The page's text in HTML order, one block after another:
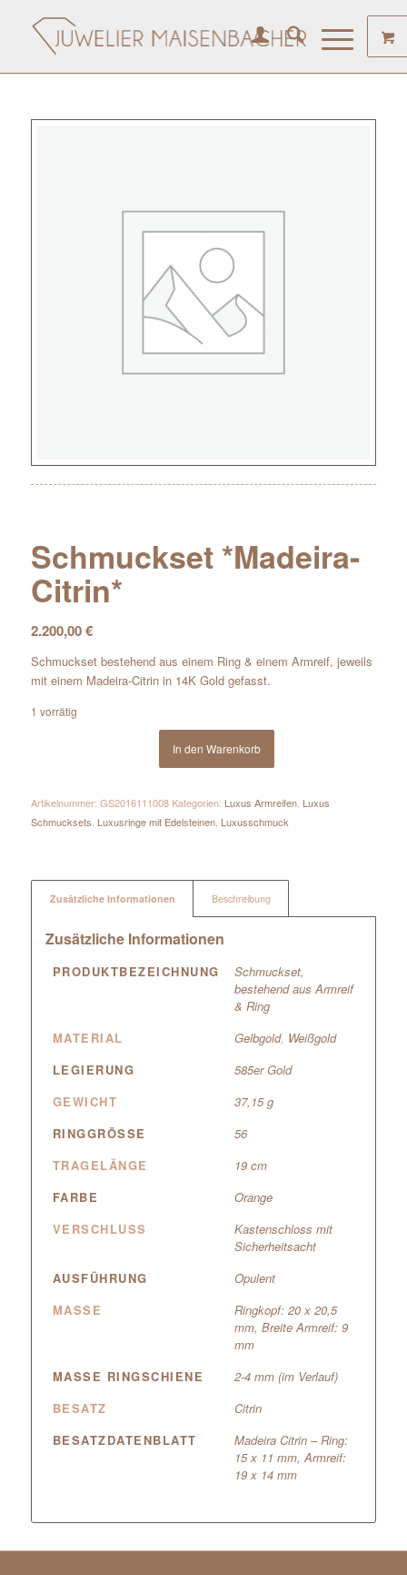
Schmuckset *Madeira-
Citrin*
2.200,00€
Schmuckset bestehend aus einem Ring & einem Armreif, jeweils
mit einem Madeira-Citrin in 14K Gold gefasst.
1 vorrätig
In den Warenkorb
Artikelnummer: GS2016111008 Kategorien: Luxus Armreifen, Luxus
Schmucksets Luxusringe mit Edelsteinen, Luxusschmuck
Zusätzliche Informationen Beschreibung
Zusätzliche Informationen
PRODUKTBEZEICHNUNG
Schmuckset,
bestehend aus Armreif
& Ring
MATERIAL
Gelbgold, Weißgold
LEGIERUNG
585er Gold
GEWICHT
37,15 g
RINGGRÖSSE
56
TRAGELÄNGE
19 cm
FARBE
Orange
VERSCHLUSS
Kastenschloss mit
Sicherheitsacht
AUSFÜHRUNG
Opulent
MASSE
Ringkopf: 20 x 20,5
mm, Breite Armreif: 9
mm
MASSE RINGSCHIENE
2-4 mm (im Verlauf)
BESATZ
Citrin
BESATZDATENBLATT
Madeira Citrin – Ring:
15 x 11 mm, Armreif:
19 x 14 mm